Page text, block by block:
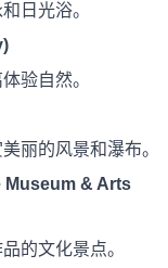
日光浴。
验自然。
丽的风景和瀑布。
Museum & Arts
的文化景点。